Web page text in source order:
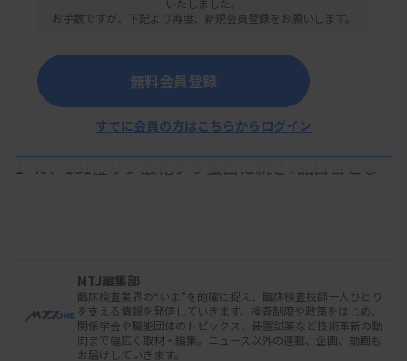
同社によるとpTau 217は、ADと非AD神経変性疾患
れている。
ADに関連するルミパルスの血液用検査試薬は、
NfL、ApoE4、Pan-ApoE、β-アミロイド1-42、同
1-40、181位リン酸化タウ蛋白に続き7品目目とな
資料はこちら
いたしました。
お手数ですが、下記より再度、新規会員登録をお願いします。
無料会員登録
すでに会員の方はこちらからログイン
MTJ編集部
臨床検査業界の“いま”を的確に捉え、臨床検査技師一人ひとり
を支える情報を発信していきます。検査制度や政策をはじめ、
関係学会や職能団体のトピックス、装置試薬など技術革新の動
向まで幅広く取材・編集。ニュース以外の連載、企画、動画も
お届けしていきます。